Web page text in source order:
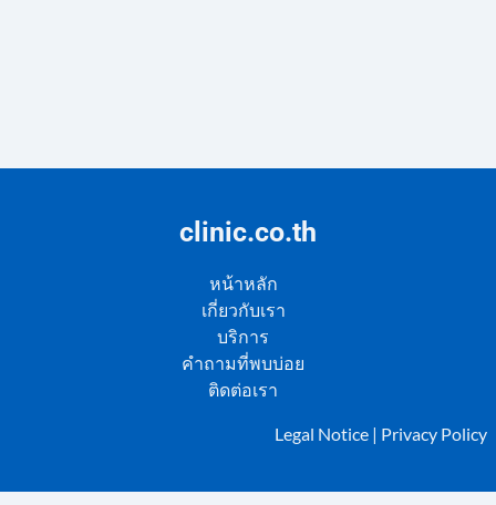
หน้าหลัก
เกี่ยวกับเรา
บริการ
คำถามที่พบบ่อย
ติดต่อเรา
clinic.co.th
Legal Notice | Privacy Policy